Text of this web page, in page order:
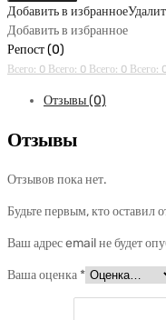
Добавить в избранное
Добавить в избранное
Репост (0)
Всего: 0 Всего: 0 Всего: 0 Всего:
Отзывы (0)
Отзывы
Отзывов пока нет.
Будьте первым, кто
Ваш адрес email не будет
Ваша оценка *